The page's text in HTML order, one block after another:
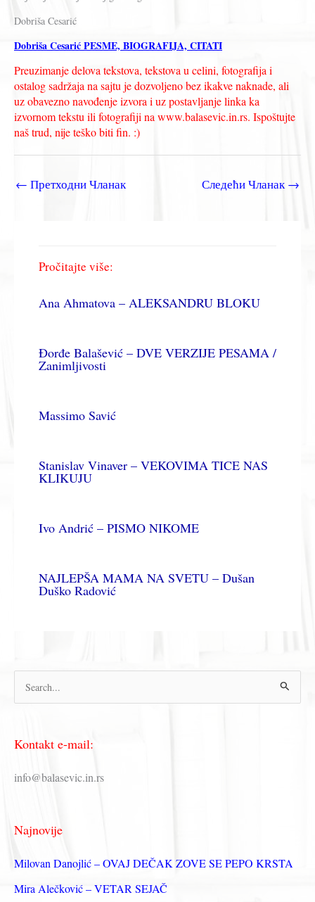
Dobriša Cesarić
Dobriša Cesarić PESME, BIOGRAFIJA, CITATI
Preuzimanje delova tekstova, tekstova u celini, fotografija i
ostalog sadržaja na sajtu je dozvoljeno bez ikakve naknade, ali
uz obavezno navođenje izvora i uz postavljanje linka ka
izvornom tekstu ili fotografiji na www.balasevic.in.rs. Ispoštujte
naš trud, nije teško biti fin. :)
← Претходни Чланак Следећи Чланак→
Pročitajte više:
Ana Ahmatova – ALEKSANDRU BLOKU
Đorđe Balašević – DVE VERZIJE PESAMA /
Zanimljivosti
Massimo Savić
Stanislav Vinaver – VEKOVIMA TICE NAS
KLIKUJU
Ivo Andrić – PISMO NIKOME
NAJLEPŠA MAMA NA SVETU – Dušan
Duško Radović
р
т
р
а
з
а
Kontakt e-mail:
info@balasevic.in.rs
Najnovije
Milovan Danojlić – OVAJ DEČAK ZOVE SE PEPO KRSTA
Mira Alečković – VETAR SEJAČ